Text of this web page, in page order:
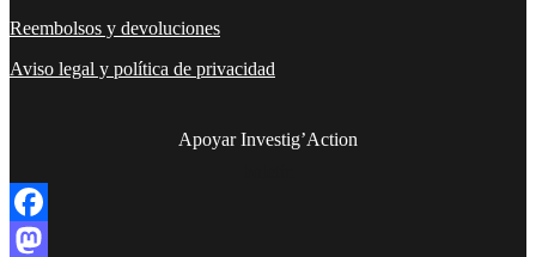
Reembolsos y devoluciones
Aviso legal y política de privacidad
Apoyar Investig’Action
Facebook